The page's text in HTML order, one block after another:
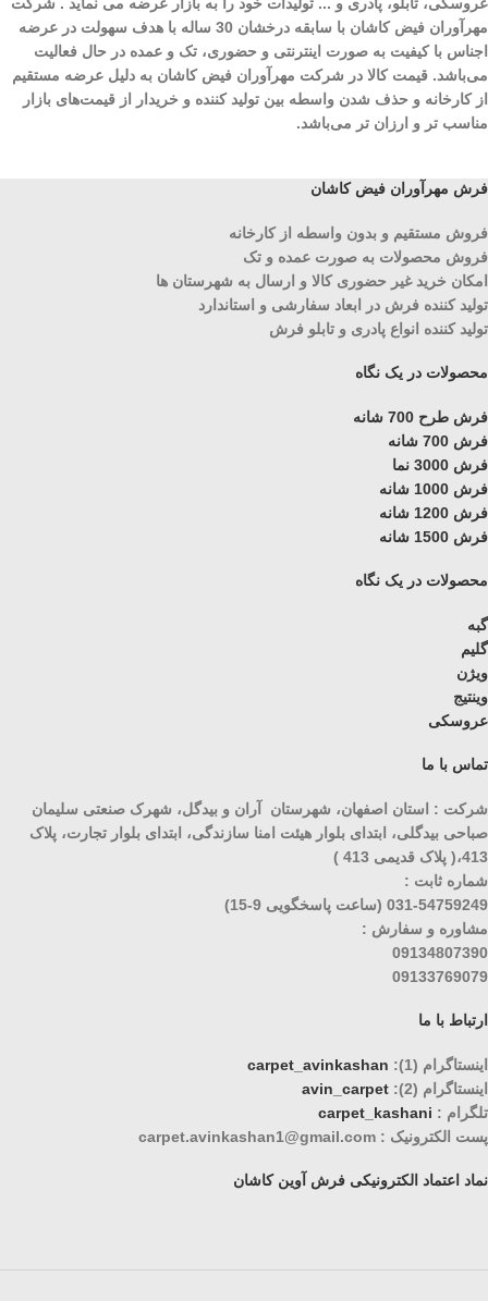
مهرآوران فیض کاشان با سابقه درخشان 30 ساله با هدف سهولت در عرضه
اجناس با کیفیت به صورت اینترنتی و حضوری، تک و عمده در حال فعالیت
می‌باشد. قیمت کالا در شرکت مهرآوران فیض کاشان به دلیل عرضه مستقیم
از کارخانه و حذف شدن واسطه بین تولید کننده و خریدار از قیمت‌های بازار
مناسب تر و ارزان تر می‌باشد.
فرش مهرآوران فیض کاشان
فروش مستقیم و بدون واسطه از کارخانه
فروش محصولات به صورت عمده و تک
امکان خرید غیر حضوری کالا و ارسال به شهرستان ها
تولید کننده فرش در ابعاد سفارشی و استاندارد
تولید کننده انواع پادری و تابلو فرش
محصولات در یک نگاه
فرش طرح 700 شانه
فرش 700 شانه
فرش 3000 نما
فرش 1000 شانه
فرش 1200 شانه
فرش 1500 شانه
محصولات در یک نگاه
گبه
گلیم
ویژن
وینتیج
عروسکی
تماس با ما
شرکت : استان اصفهان، شهرستان آران و بیدگل، شهرک صنعتی سلیمان
صباحی بیدگلی، ابتدای بلوار هیئت امنا سازندگی، ابتدای بلوار تجارت، پلاک
413،( پلاک قدیمی 413 )
شماره ثابت :
031-54759249 (ساعت پاسخگویی 9-15)
مشاوره و سفارش :
09134807390
09133769079
ارتباط با ما
اینستاگرام (1):
carpet_avinkashan
اینستاگرام (2):
avin_carpet
تلگرام : carpet_kashani
پست الکترونیک : carpet.avinkashan1@gmail.com
نماد اعتماد الکترونیکی فرش آوین کاشان